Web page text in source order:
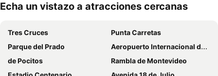
Echa un vistazo a atracciones cercanas
Tres Cruces
Punta Carretas
Parque del Prado
Aeropuerto Internacional de Carrasco General Cesáreo L. Berisso
de Pocitos
Rambla de Montevideo